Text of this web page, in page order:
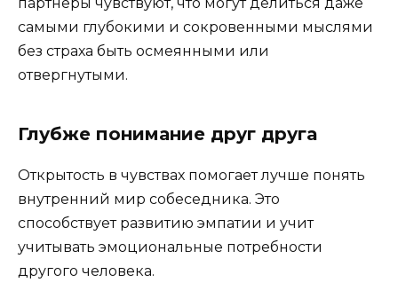
партнеры чувствуют, что могут делиться даже
самыми глубокими и сокровенными мыслями
без страха быть осмеянными или
отвергнутыми.
Глубже понимание друг друга
Открытость в чувствах помогает лучше понять
внутренний мир собеседника. Это
способствует развитию эмпатии и учит
учитывать эмоциональные потребности
другого человека.